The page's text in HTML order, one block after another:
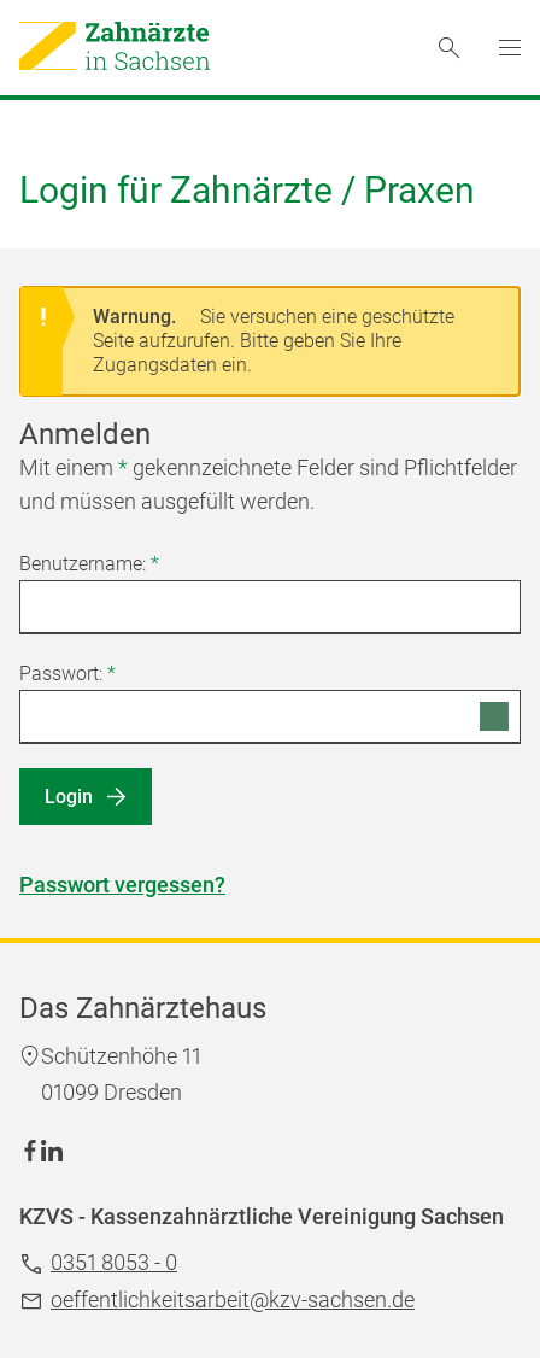
Login für Zahnärzte / Praxen
Warnung.
Sie versuchen eine geschützte
Seite aufzurufen. Bitte geben Sie Ihre
Zugangsdaten ein.
Anmelden
Mit einem * gekennzeichnete Felder sind Pflichtfelder
und müssen ausgefüllt werden.
Benutzername: *
Passwort: *
Login
Passwort vergessen?
Das Zahnärztehaus
Schützenhöhe 11
01099 Dresden
KZVS - Kassenzahnärztliche Vereinigung Sachsen
0351 8053 - 0
oeffentlichkeitsarbeit@kzv-sachsen.de